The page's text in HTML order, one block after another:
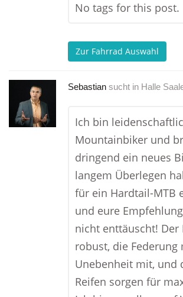
No tags for this post.
Zur Fahrrad Auswahl
Sebastian sucht in Halle
Ich bin
Mountainbiker und
dringend ein neues
langem Überlegen
für ein Hardtail-MTB
und eure
nicht enttäuscht! Der
robust, die Federung
Unebenheit mit, und
Reifen sorgen für